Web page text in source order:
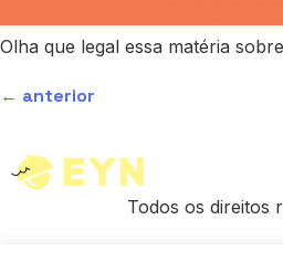
Olha que legal essa matéria
← anterior
Todos os direitos